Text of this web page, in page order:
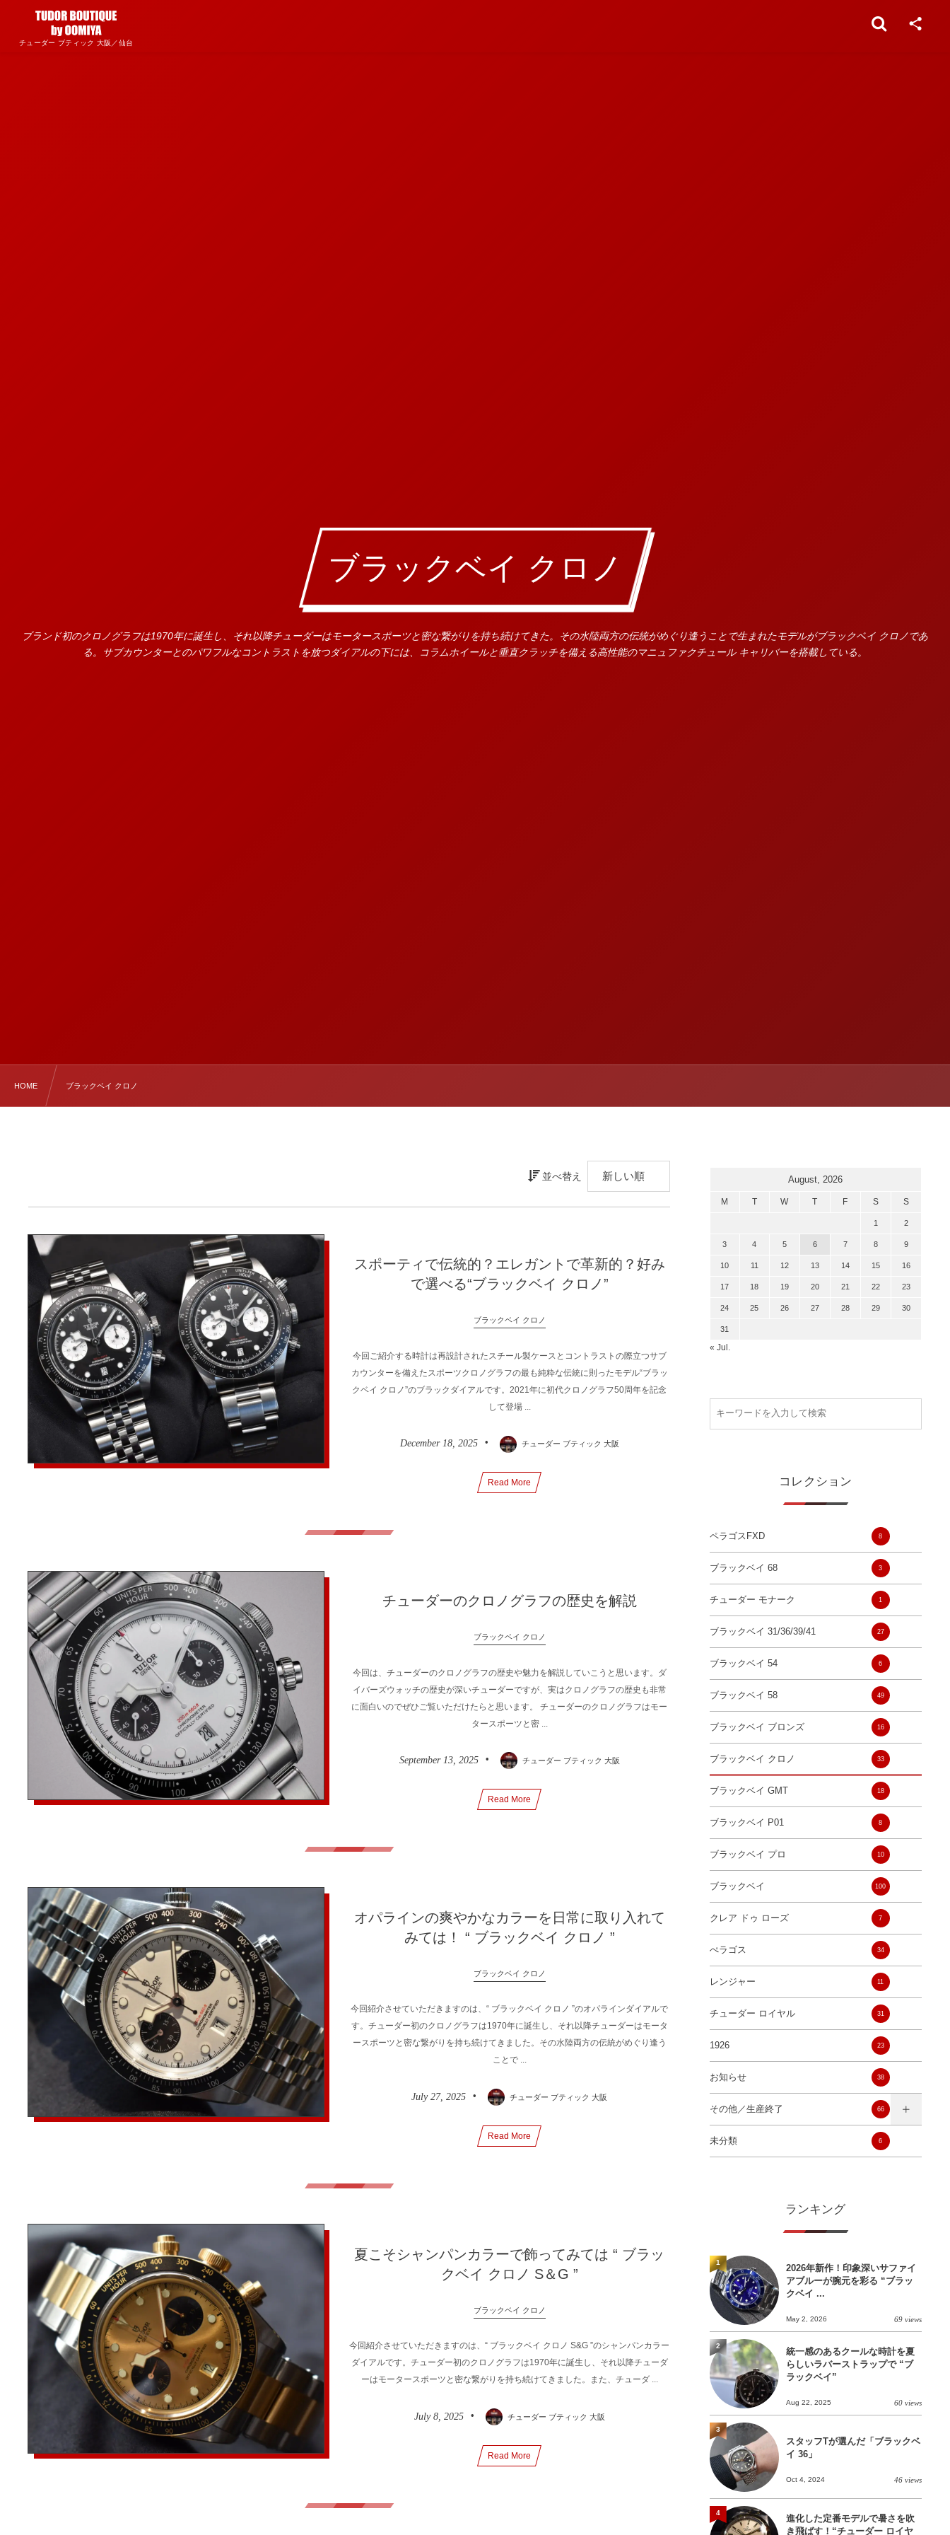
チューダー ブティック 大阪／仙台
ブラックベイ クロノ
ブランド初のクロノグラフは1970年に誕生し、それ以降チューダーはモータースポーツと密な繋がりを持ち続けてきた。その水陸両方の伝統がめぐり逢うことで生まれたモデルがブラックベイ クロノであ
る。サブカウンターとのパワフルなコントラストを放つダイアルの下には、コラムホイールと垂直クラッチを備える高性能のマニュファクチュール キャリバーを搭載している。
HOME ブラックベイ クロノ
並べ替え
スポーティで伝統的？エレガントで革新的？好み
で選べる“ブラックベイ クロノ”
ブラックベイ クロノ
今回ご紹介する時計は再設計されたスチール製ケースとコントラストの際立つサブ
カウンターを備えたスポーツクロノグラフの最も純粋な伝統に則ったモデル“ブラッ
クベイ クロノ”のブラックダイアルです。2021年に初代クロノグラフ50周年を記念
して登場 ...
December 18, 2025 チューダー ブティック 大阪
Read More
チューダーのクロノグラフの歴史を解説
ブラックベイ クロノ
今回は、チューダーのクロノグラフの歴史や魅力を解説していこうと思います。ダ
イバーズウォッチの歴史が深いチューダーですが、実はクロノグラフの歴史も非常
に面白いのでぜひご覧いただけたらと思います。 チューダーのクロノグラフはモー
タースポーツと密 ...
September 13, 2025 チューダー ブティック 大阪
Read More
オパラインの爽やかなカラーを日常に取り入れて
みては！ “ ブラックベイ クロノ ”
ブラックベイ クロノ
今回紹介させていただきますのは、“ ブラックベイ クロノ ”のオパラインダイアルで
す。チューダー初のクロノグラフは1970年に誕生し、それ以降チューダーはモータ
ースポーツと密な繋がりを持ち続けてきました。その水陸両方の伝統がめぐり逢う
ことで ...
July 27,2025 チューダー ブティック 大阪
Read More
夏こそシャンパンカラーで飾ってみては “ ブラッ
クベイ クロノ S＆G ”
ブラックベイ クロノ
今回紹介させていただきますのは、“ ブラックベイ クロノ S&G ”のシャンパンカラー
ダイアルです。チューダー初のクロノグラフは1970年に誕生し、それ以降チューダ
ーはモータースポーツと密な繋がりを持ち続けてきました。また、チューダ ...
July 8, 2025 チューダー ブティック 大阪
Read More
August, 2026
M T W T F S S
1 2
3 4 5 6 7 8 9
10 11 12 13 14 15 16
17 18 19 20 21 22 23
24 25 26 27 28 29 30
31
« Jul.
コレクション
ペラゴスFXD 8
ブラックベイ 68 3
チューダー モナーク 1
ブラックベイ 31/36/39/41 27
ブラックベイ 54 6
ブラックベイ 58 49
ブラックベイ ブロンズ 16
ブラックベイ クロノ 33
ブラックベイ GMT 18
ブラックベイ P01 8
ブラックベイ プロ 10
ブラックベイ 100
クレア ドゥ ローズ 7
ぺラゴス 34
レンジャー 11
チューダー ロイヤル 31
1926 23
お知らせ 38
その他／生産終了 66
未分類 6
ランキング
2026年新作！印象深いサファイ
アブルーが腕元を彩る “ブラッ
クベイ ...
May 2, 2026 69 views
1
統一感のあるクールな時計を夏
らしいラバーストラップで “ブ
ラックベイ”
Aug 22, 2025 60 views
2
スタッフTが選んだ「ブラックベ
イ 36」
Oct 4, 2024 46 views
3
進化した定番モデルで暑さを吹
き飛ばす！“チューダー ロイヤ
4